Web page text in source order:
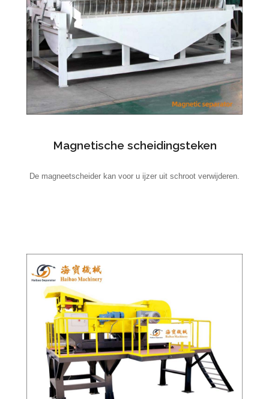
Magnetische scheidingsteken
De magneetscheider kan voor u ijzer uit schroot verwijderen.